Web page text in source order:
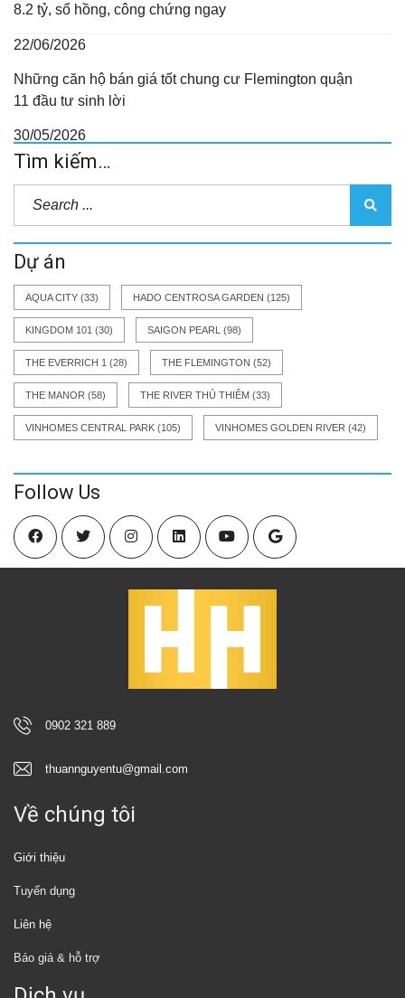
8.2 tỷ, sổ hồng, công chứng ngay
22/06/2026
Những căn hộ bán giá tốt chung cư Flemington quận
11 đầu tư sinh lời
30/05/2026
Tìm kiếm…
Dự án
AQUA CITY (33) HADO CENTROSA GARDEN (125)
KINGDOM 101 (30) SAIGON PEARL (98)
THE EVERRICH 1 (28) THE FLEMINGTON (52)
THE MANOR (58) THE RIVER THỦ THIÊM (33)
VINHOMES CENTRAL PARK (105) VINHOMES GOLDEN RIVER (42)
Follow Us
0902 321 889
thuannguyentu@gmail.com
Về chúng tôi
Giới thiệu
Tuyển dụng
Liên hệ
Báo giá & hỗ trợ